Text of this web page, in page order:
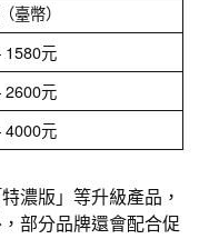
臺幣）
1580元
2600元
4000元
濃版」等升級產品，
部分品牌還會配合促